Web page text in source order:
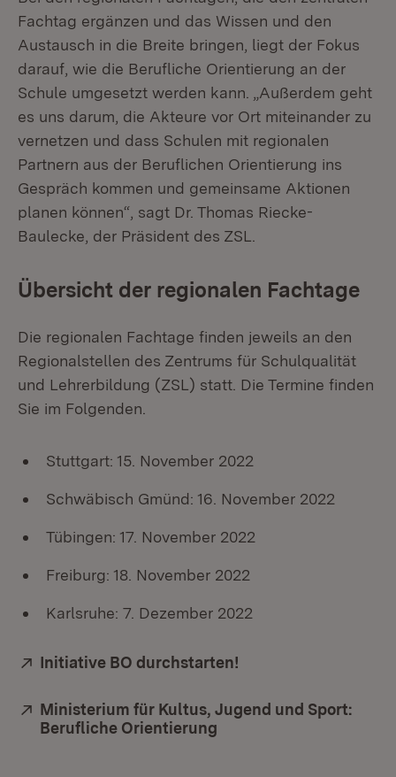
Fachtag ergänzen und das Wissen und den
Austausch in die Breite bringen, liegt der Fokus
darauf, wie die Berufliche Orientierung an der
Schule umgesetzt werden kann. „Außerdem geht
es uns darum, die Akteure vor Ort miteinander zu
vernetzen und dass Schulen mit regionalen
Partnern aus der Beruflichen Orientierung ins
Gespräch kommen und gemeinsame Aktionen
planen können“, sagt Dr. Thomas Riecke-
Baulecke, der Präsident des ZSL.
Übersicht der regionalen Fachtage
Die regionalen Fachtage finden jeweils an den
Regionalstellen des Zentrums für Schulqualität
und Lehrerbildung (ZSL) statt. Die Termine finden
Sie im Folgenden.
Stuttgart: 15. November 2022
Schwäbisch Gmünd: 16. November 2022
Tübingen: 17. November 2022
Freiburg: 18. November 2022
Karlsruhe: 7. Dezember 2022
Extern:
Initiative BO durchstarten!
Extern:
Ministerium für Kultus, Jugend und Sport:
Berufliche Orientierung